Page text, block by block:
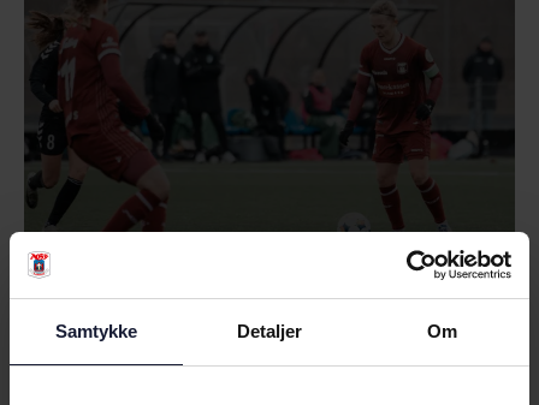
Samtykke Detaljer Om
05.03.2025